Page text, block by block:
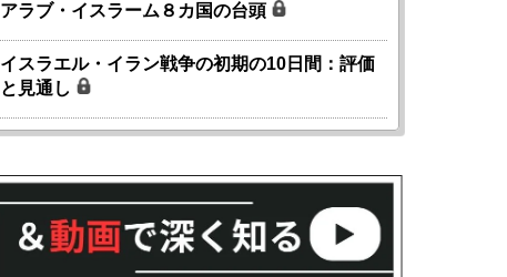
アラブ・イスラーム８カ国の台頭
イスラエル・イラン戦争の初期の10日間：評価
と見通し